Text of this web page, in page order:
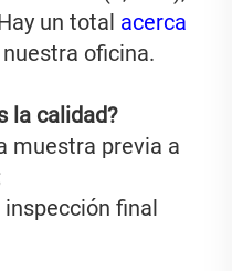
un total acerca
oficina.
la calidad?
muestra previa a
final